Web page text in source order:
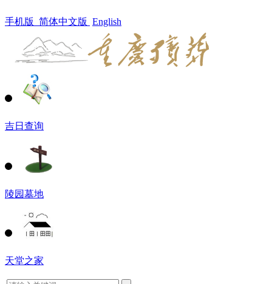
手机版 简体中文版 English
吉日查询
陵园墓地
天堂之家